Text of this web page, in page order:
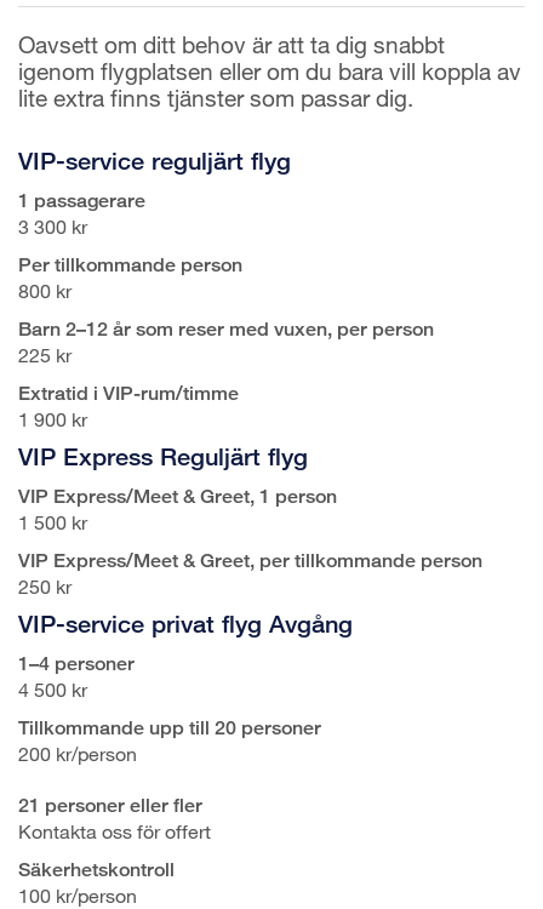
Oavsett om ditt behov är att ta dig snabbt
igenom flygplatsen eller om du bara vill koppla av
lite extra finns tjänster som passar dig.
VIP-service reguljärt flyg
1 passagerare
3 300 kr
Per tillkommande person
800 kr
Barn 2–12 år som reser med vuxen, per person
225 kr
Extratid i VIP-rum/timme
1 900 kr
VIP Express Reguljärt flyg
VIP Express/Meet & Greet, 1 person
1 500 kr
VIP Express/Meet & Greet, per tillkommande person
250 kr
VIP-service privat flyg Avgång
1–4 personer
4 500 kr
Tillkommande upp till 20 personer
200 kr/person
21 personer eller fler
Kontakta oss för offert
Säkerhetskontroll
100 kr/person